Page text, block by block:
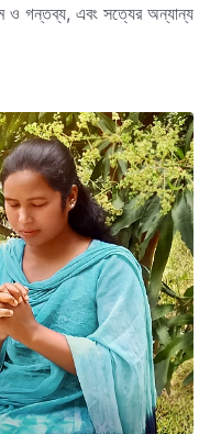
ও গন্তব্য, এবং সত্যের অন্যান্য